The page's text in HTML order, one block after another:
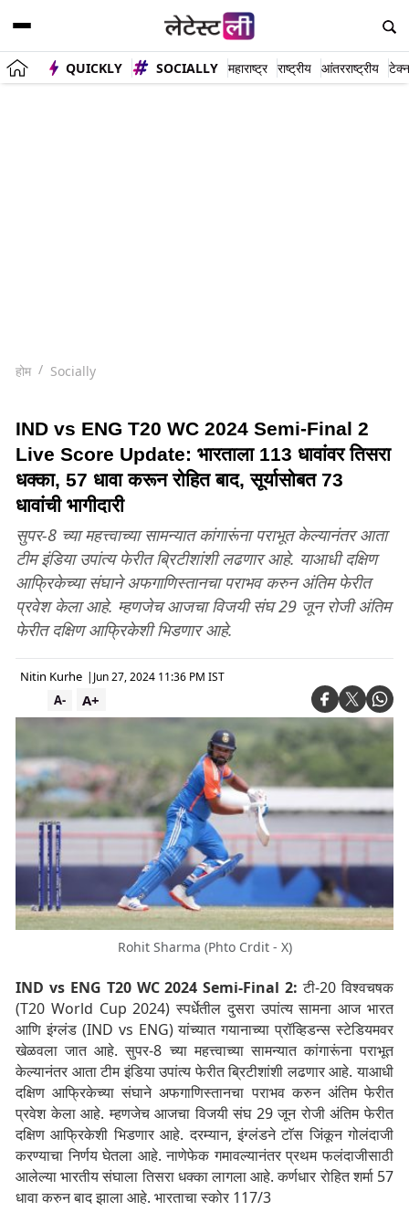
QUICKLY SOCIALLY महाराष्ट्र राष्ट्रीय आंतरराष्ट्रीय
होम Socially
IND vs ENG T20 WC 2024 Semi-Final 2
Live Score Update: भारताला 113 धावांवर तिसरा
धक्का, 57 धावा करून रोहित बाद, सूर्यासोबत 73
धावांची भागीदारी
सुपर-8 च्या महत्त्वाच्या सामन्यात कांगारूंना पराभूत केल्यानंतर आता
टीम इंडिया उपांत्य फेरीत ब्रिटीशांशी लढणार आहे. याआधी दक्षिण
आफ्रिकेच्या संघाने अफगाणिस्तानचा पराभव करुन अंतिम फेरीत
प्रवेश केला आहे. म्हणजेच आजचा विजयी संघ 29 जून रोजी अंतिम
फेरीत दक्षिण आफ्रिकेशी भिडणार आहे.
Nitin Kurhe | Jun 27, 2024 11:36 PM IST
A+
A-
Rohit Sharma (Phto Crdit - X)
IND vs ENG T20 WC 2024 Semi-Final 2: टी-20 विश्वचषक
(T20 World Cup 2024) स्पर्धेतील दुसरा उपांत्य सामना आज भारत
आणि इंग्लंड (IND vs ENG) यांच्यात गयानाच्या प्रॉव्हिडन्स स्टेडियमवर
खेळवला जात आहे. सुपर-8 च्या महत्त्वाच्या सामन्यात कांगारूंना पराभूत
केल्यानंतर आता टीम इंडिया उपांत्य फेरीत ब्रिटीशांशी लढणार आहे. याआधी
दक्षिण आफ्रिकेच्या संघाने अफगाणिस्तानचा पराभव करुन अंतिम फेरीत
प्रवेश केला आहे. म्हणजेच आजचा विजयी संघ 29 जून रोजी अंतिम फेरीत
दक्षिण आफ्रिकेशी भिडणार आहे. दरम्यान, इंग्लंडने टाॅस जिंकून गोलंदाजी
करण्याचा निर्णय घेतला आहे. नाणेफेक गमावल्यानंतर प्रथम फलंदाजीसाठी
आलेल्या भारतीय संघाला तिसरा धक्का लागला आहे. कर्णधार रोहित शर्मा 57
धावा करुन बाद झाला आहे. भारताचा स्कोर 117/3